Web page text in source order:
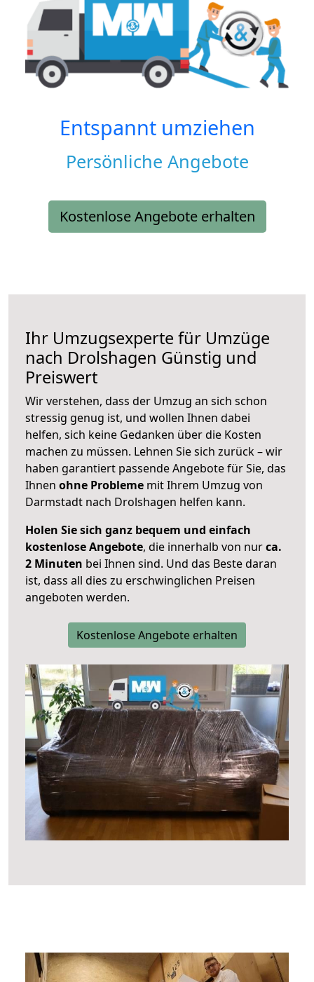
Entspannt umziehen
Persönliche Angebote
Kostenlose Angebote erhalten
Ihr Umzugsexperte für Umzüge
nach Drolshagen Günstig und
Preiswert
Wir verstehen, dass der Umzug an sich schon
stressig genug ist, und wollen Ihnen dabei
helfen, sich keine Gedanken über die Kosten
machen zu müssen. Lehnen Sie sich zurück – wir
haben garantiert passende Angebote für Sie, das
Ihnen ohne Probleme mit Ihrem Umzug von
Darmstadt nach Drolshagen helfen kann.
Holen Sie sich ganz bequem und einfach
kostenlose Angebote, die innerhalb von nurca.
2 Minuten bei Ihnen sind. Und das Beste daran
ist, dass all dies zu erschwinglichen Preisen
angeboten werden.
Kostenlose Angebote erhalten